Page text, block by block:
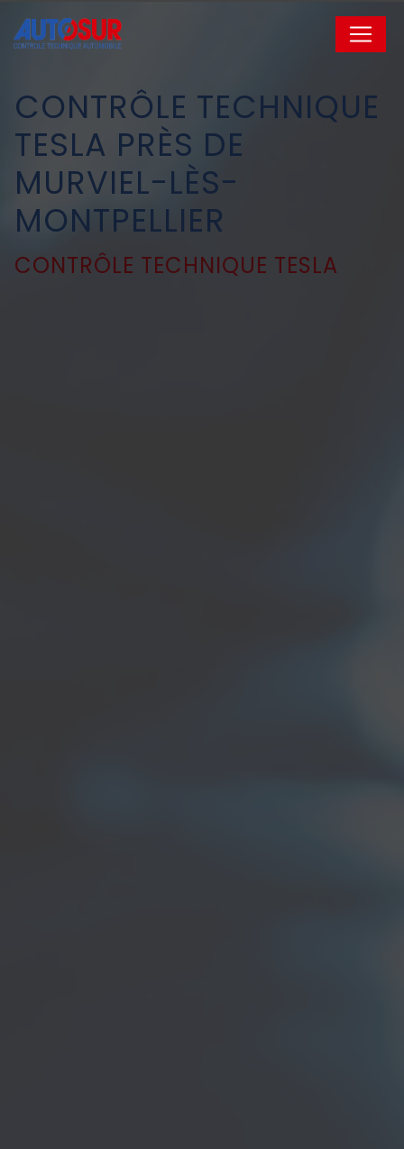
CONTRÔLE TECHNIQUE
TESLA PRÈS DE
MURVIEL-LÈS-
MONTPELLIER
CONTRÔLE TECHNIQUE TESLA